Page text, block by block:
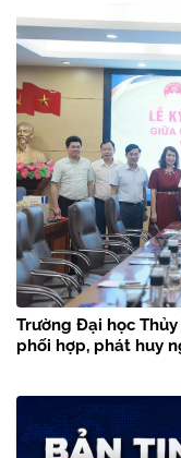
Trường Đại học
phối hợp, phát huy